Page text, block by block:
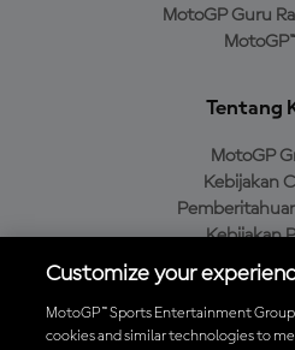
MotoGP Guru
Tentang
MotoGP
Kebijakan
Kebijakan
Kebijakan
Customize your
MotoGP™ Sports Entertainment Group
cookies and similar technologies to